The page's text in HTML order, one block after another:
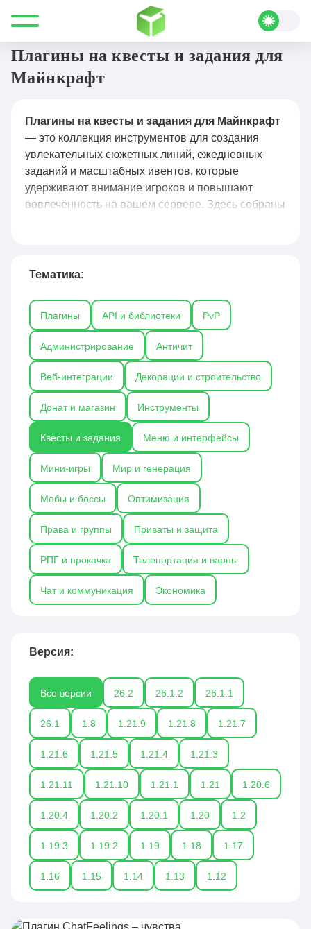
Все для Minecraft Плагины Квесты и задания
Плагины на квесты и задания для
Майнкрафт
Плагины на квесты и задания для Майнкрафт
— это коллекция инструментов для создания
увлекательных сюжетных линий, ежедневных
заданий и масштабных ивентов, которые
удерживают внимание игроков и повышают
вовлечённость на вашем сервере. Здесь собраны
персонажей и интеграции с экономиками. Каждый
по установке, примерами конфигурации квестов и
совместимостью с ядрами (Spigot, Paper, Purpur),
что позволяет как новичкам, так и опытным
администраторам быстро создать уникальный
игровой контент без глубоких знаний
программирования.
Тематика:
Плагины API и библиотеки PvP
Администрирование Античит
Веб-интеграции Декорации и строительство
Донат и магазин Инструменты
Квесты и задания Меню и интерфейсы
Мини-игры Мир и генерация
Мобы и боссы Оптимизация
Права и группы Приваты и защита
РПГ и прокачка Телепортация и варпы
Чат и коммуникация Экономика
Версия:
Все версии 26.2 26.1.2 26.1.1
26.1 1.8 1.21.9 1.21.8 1.21.7
1.21.6 1.21.5 1.21.4 1.21.3
1.21.11 1.21.10 1.21.1 1.21 1.20.6
1.20.4 1.20.2 1.20.1 1.20 1.2
1.19.3 1.19.2 1.19 1.18 1.17
1.16 1.15 1.14 1.13 1.12